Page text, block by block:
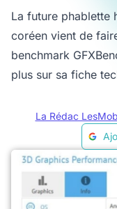
La future phablette
coréen vient de
benchmark
plus sur sa fiche
La Rédac